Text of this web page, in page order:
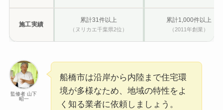
施工実績
累計31件以上
（ヌリカエ千葉県2位）
累計1,000件以上
（2011年創業）
監修者 山下
昭一
船橋市は沿岸から内陸まで住宅環
境が多様なため、地域の特性をよ
く知る業者に依頼しましょう。